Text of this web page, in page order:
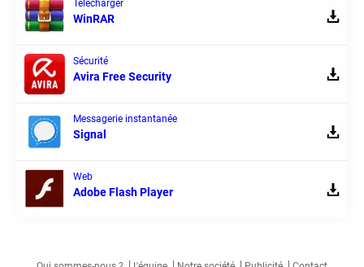
Télécharger
WinRAR
Sécurité
Avira Free Security
Messagerie instantanée
Signal
Web
Adobe Flash Player